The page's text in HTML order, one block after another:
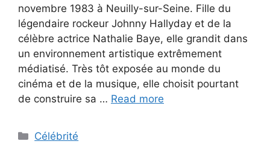
novembre 1983 à Neuilly-sur-Seine. Fille du
légendaire rockeur Johnny Hallyday et de la
célèbre actrice Nathalie Baye, elle grandit dans
un environnement artistique extrêmement
médiatisé. Très tôt exposée au monde du
cinéma et de la musique, elle choisit pourtant
de construire sa … Read more
Categories
Célébrité